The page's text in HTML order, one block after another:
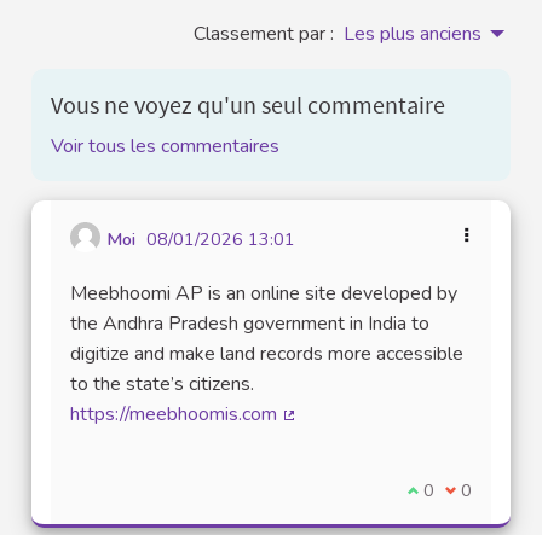
Classement par : Les plus anciens
Vous ne voyez qu'un seul commentaire
Voir tous les commentaires
Moi 08/01/2026 13:01
Meebhoomi AP is an online site developed by
the Andhra Pradesh government in India to
digitize and make land records more accessible
to the state’s citizens.
https://meebhoomis.com
Je suis d'accord
0 Je ne suis
0